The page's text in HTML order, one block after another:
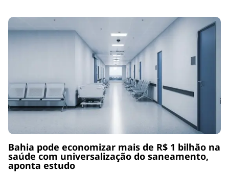
Bahia pode economizar mais de R$ 1 bilhão na
saúde com universalização do saneamento,
aponta estudo